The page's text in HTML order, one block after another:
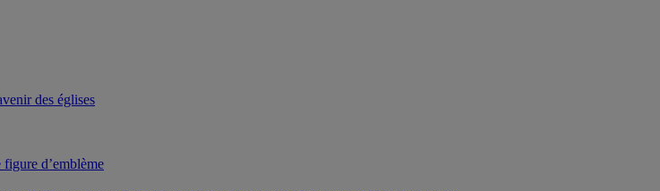
des églises
d’emblème